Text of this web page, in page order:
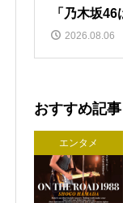
「乃木坂
2026.08.06
おすすめ記事
エンタメ